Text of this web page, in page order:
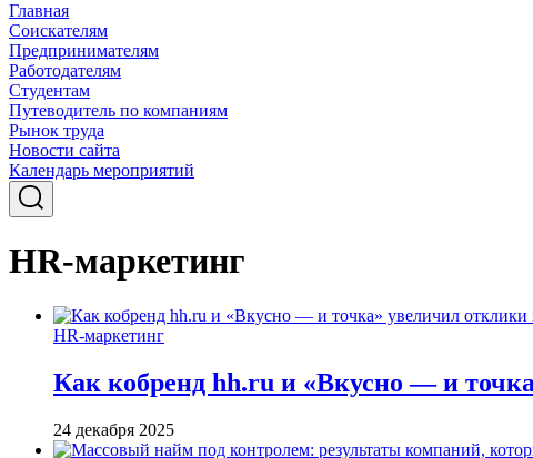
Главная
Соискателям
Предпринимателям
Работодателям
Студентам
Путеводитель по компаниям
Рынок труда
Новости сайта
Календарь мероприятий
HR-маркетинг
HR-маркетинг
Как кобренд hh.ru и «Вкусно — и
24 декабря 2025